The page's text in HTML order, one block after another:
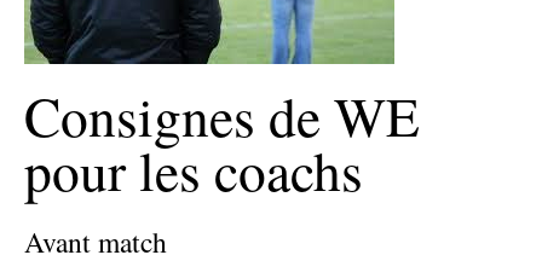
Consignes de WE
pour les coachs
Avant match